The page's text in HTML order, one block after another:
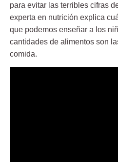
para evitar las terribles cifras
experta en nutrición explica
que podemos enseñar a los
cantidades de alimentos son
comida.